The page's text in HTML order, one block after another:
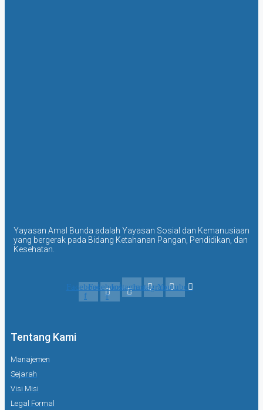
Yayasan Amal Bunda adalah Yayasan Sosial dan Kemanusiaan
yang bergerak pada Bidang Ketahanan Pangan, Pendidikan, dan
Kesehatan.
Facebook-
f
Facebook-
f
InstagramInstagramYoutube
Tentang Kami
Manajemen
Sejarah
Visi Misi
Legal Formal